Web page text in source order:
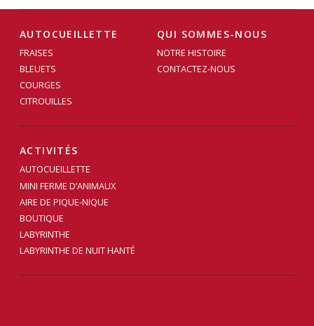
AUTOCUEILLETTE
FRAISES
BLEUETS
COURGES
CITROUILLES
QUI SOMMES-NOUS
NOTRE HISTOIRE
CONTACTEZ-NOUS
ACTIVITÉS
AUTOCUEILLETTE
MINI FERME D’ANIMAUX
AIRE DE PIQUE-NIQUE
BOUTIQUE
LABYRINTHE
LABYRINTHE DE NUIT HANTÉ